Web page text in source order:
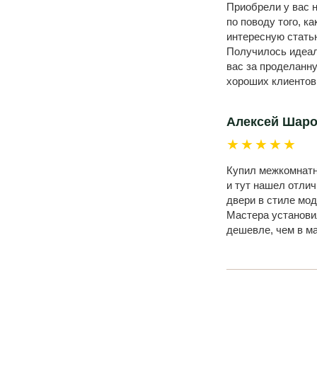
Приобрели у вас
по поводу того,
интересную
Получилось
вас за
хороших
Алексей
★★★★★
Купил
и тут нашел
двери в стиле
Мастера
дешевле, чем в